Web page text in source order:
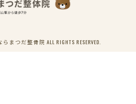
つだ整骨院 ALL RIGHTS RESERVED.